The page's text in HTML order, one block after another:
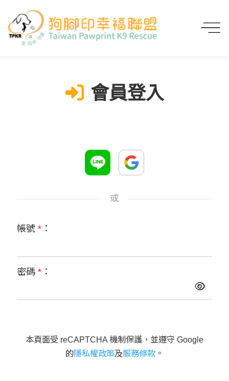
會員登入
或
帳號 * ：
密碼 * ：
本頁面受 reCAPTCHA 機制保護，並遵守 Google
的隱私權政策及服務條款 。